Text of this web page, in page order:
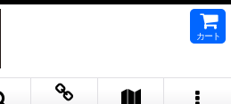
カート